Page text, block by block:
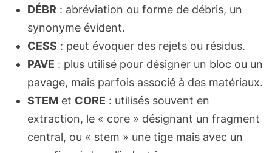
DÉBR : abréviation ou forme de débris, un
synonyme évident.
CESS : peut évoquer des rejets ou résidus.
PAVE : plus utilisé pour désigner un bloc ou un
pavage, mais parfois associé à des matériaux.
STEMet CORE : utilisés souvent en
extraction, le « core » désignant un fragment
central, ou « stem » une tige mais avec un